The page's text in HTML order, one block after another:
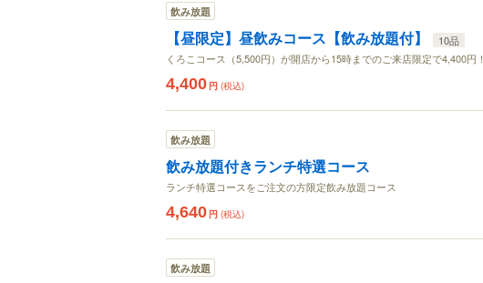
飲み放題
【昼限定】昼飲みコース【飲み放題付】
10品
くろこコース（5,500円）が開店から15時までのご来店限定で4,400円！
4,400 円 (税込)
飲み放題
飲み放題付きランチ特選コース
ランチ特選コースをご注文の方限定飲み放題コース
4,640 円 (税込)
飲み放題